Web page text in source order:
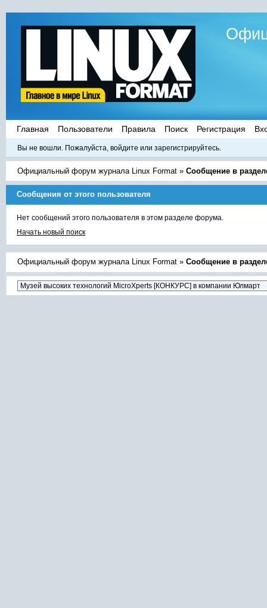
Главная Пользователи Правила Поиск Регистрация
Вы не вошли. Пожалуйста, войдите или зарегистрируйтесь.
Официальный форум журнала Linux Format »Сообщение в
Сообщения от этого пользователя
Нет сообщений этого пользователя в этом разделе форума.
Начать новый поиск
Официальный форум журнала Linux Format »Сообщение в